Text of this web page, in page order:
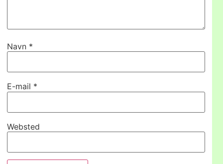
Navn *
E-mail *
Websted